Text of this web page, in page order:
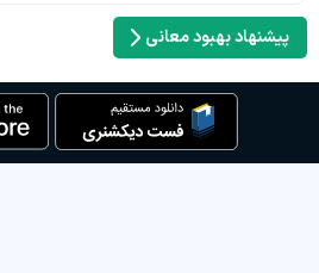
پیشنهاد بهبود معانی